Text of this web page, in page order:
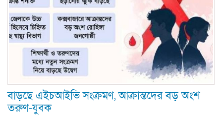
বাড়ছে এইচআইভি সংক্রমণ, আক্রান্তদের বড় অংশ
তরুণ-যুবক